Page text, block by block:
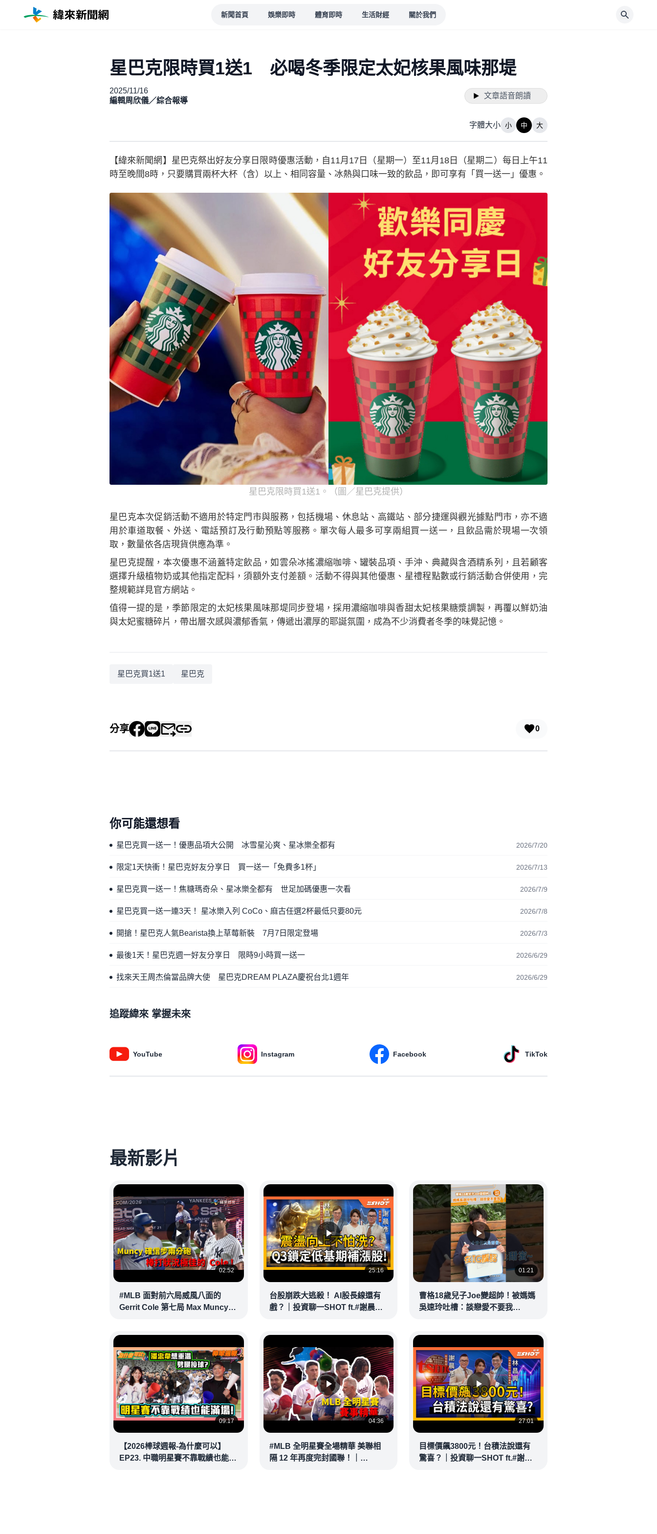
新聞首頁 娛樂即時 體育即時 生活財經 關於我們
星巴克限時買1送1 必喝冬季限定太妃核果風味那堤
2025/11/16
編輯周欣儀／綜合報導
文章語音朗讀
字體大小 小 中 大
【緯來新聞網】星巴克祭出好友分享日限時優惠活動，自11月17日（星期一）至11月18日（星期二）每日上午11
時至晚間8時，只要購買兩杯大杯（含）以上、相同容量、冰熱與口味一致的飲品，即可享有「買一送一」優惠。
星巴克限時買1送1。（圖／星巴克提供）
星巴克本次促銷活動不適用於特定門市與服務，包括機場、休息站、高鐵站、部分捷運與觀光據點門市，亦不適
用於車道取餐、外送、電話預訂及行動預點等服務。單次每人最多可享兩組買一送一，且飲品需於現場一次領
取，數量依各店現貨供應為準。
星巴克提醒，本次優惠不涵蓋特定飲品，如雲朵冰搖濃縮咖啡、罐裝品項、手沖、典藏與含酒精系列，且若顧客
選擇升級植物奶或其他指定配料，須額外支付差額。活動不得與其他優惠、星禮程點數或行銷活動合併使用，完
整規範詳見官方網站。
值得一提的是，季節限定的太妃核果風味那堤同步登場，採用濃縮咖啡與香甜太妃核果糖漿調製，再覆以鮮奶油
與太妃蜜糖碎片，帶出層次感與濃郁香氣，傳遞出濃厚的耶誕氛圍，成為不少消費者冬季的味覺記憶。
星巴克買1送1 星巴克
分享 0
你可能還想看
星巴克買一送一！優惠品項大公開 冰雪星沁爽、星冰樂全都有 2026/7/20
限定1天快衝！星巴克好友分享日 買一送一「免費多1杯」 2026/7/13
星巴克買一送一！焦糖瑪奇朵、星冰樂全都有 世足加碼優惠一次看 2026/7/9
星巴克買一送一連3天！ 星冰樂入列 CoCo、麻古任選2杯最低只要80元 2026/7/8
開搶！星巴克人氣Bearista換上草莓新裝 7月7日限定登場 2026/7/3
最後1天！星巴克週一好友分享日 限時9小時買一送一 2026/6/29
找來天王周杰倫當品牌大使 星巴克DREAM PLAZA慶祝台北1週年 2026/6/29
追蹤緯來 掌握未來
YouTube Instagram Facebook TikTok
最新影片
02:52
#MLB 面對前六局威風八面的
Gerrit Cole 第七局 Max Muncy
25:16
台股崩跌大逃殺！ AI股長線還有
戲？｜投資聊一SHOT ft.#謝晨彥
01:21
曹格18歲兒子Joe變超帥！被媽媽
吳速玲吐槽：談戀愛不要我
09:17
【2026棒球週報-為什麼可以】
EP23. 中職明星賽不靠戰績也能滿
04:36
#MLB 全明星賽全場精華 美聯相
隔 12 年再度完封國聯！｜
27:01
目標價飆3800元！台積法說還有
驚喜？｜投資聊一SHOT ft.#謝晨